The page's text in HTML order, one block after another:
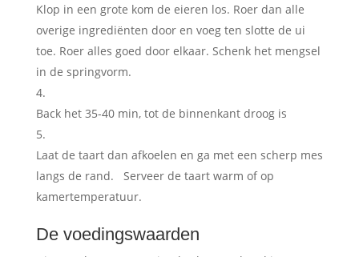
Klop in een grote kom de eieren los. Roer dan alle
overige ingrediënten door en voeg ten slotte de ui
toe. Roer alles goed door elkaar. Schenk het mengsel
in de springvorm.
Back het 35-40 min, tot de binnenkant droog is
Laat de taart dan afkoelen en ga met een scherp mes
langs de rand. Serveer de taart warm of op
kamertemperatuur.
De voedingswaarden